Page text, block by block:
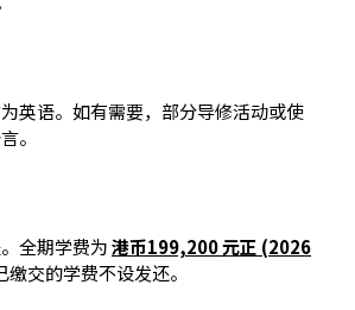
英语。如有需要，部分导修活动或使
。
全期学费为港币199,200 元正 (2026
缴交的学费不设发还。